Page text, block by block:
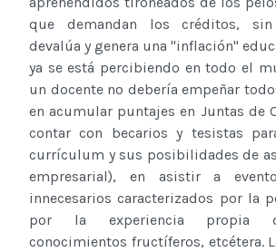
que demandan los créditos,
devalúa y genera una "inflación"
ya se está percibiendo en todo el
un docente no debería empeñar
en acumular puntajes en Juntas de
contar con becarios y tesistas
currículum y sus posibilidades de
empresarial), en asistir a
innecesarios caracterizados por la
por la experiencia propia
conocimientos fructíferos, etcétera.